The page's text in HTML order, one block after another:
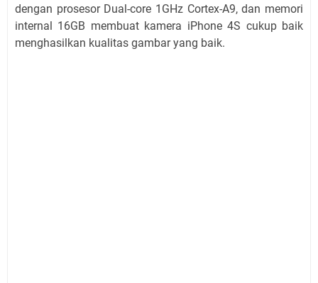
dengan prosesor Dual-core 1GHz Cortex-A9, dan memori
internal 16GB membuat kamera iPhone 4S cukup baik
menghasilkan kualitas gambar yang baik.